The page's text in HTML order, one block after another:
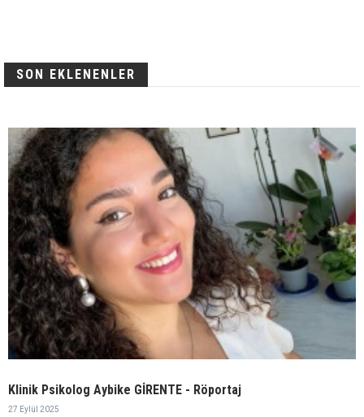
SON EKLENENLER
Klinik Psikolog Aybike GİRENTE - Röportaj
27 Eylül 2025